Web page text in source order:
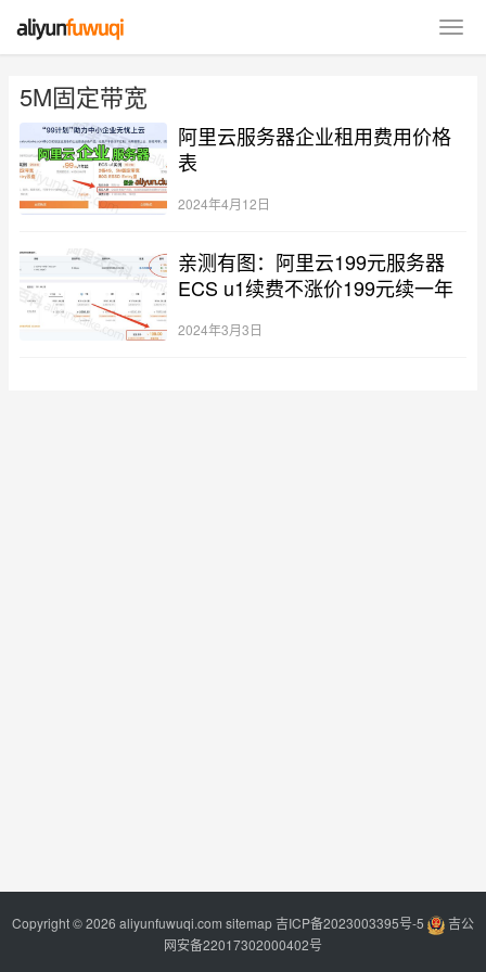
5M固定带宽
阿里云服务器企业租用费用价格
表
2024年4月12日
亲测有图：阿里云199元服务器
ECS u1续费不涨价199元续一年
2024年3月3日
Copyright © 2026 aliyunfuwuqi.com sitemap吉ICP备2023003395号-5
吉公
网安备22017302000402号